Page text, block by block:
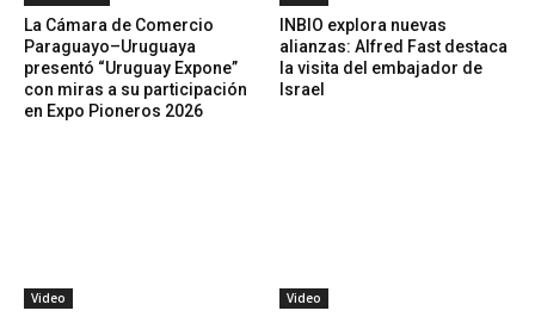
La Cámara de Comercio
Paraguayo–Uruguaya
presentó “Uruguay Expone”
con miras a su participación
en Expo Pioneros 2026
INBIO explora nuevas
alianzas: Alfred Fast destaca
la visita del embajador de
Israel
Video Video